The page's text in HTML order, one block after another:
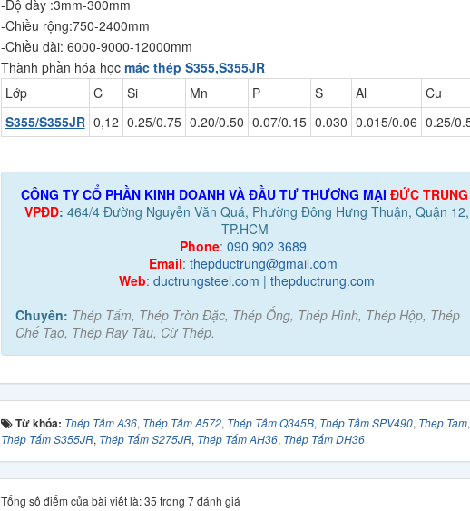
-Độ dày :3mm-300mm
-Chiều rộng:750-2400mm
-Chiều dài: 6000-9000-12000mm
Thành phần hóa học mác thép S355,S355JR
Lớp
C Si Mn P S Al Cu
S355/S355JR 0,12 0.25/0.75 0.20/0.50 0.07/0.15 0.030 0.015/0.06 0.25/
CÔNG TY CỔ PHẦN KINH DOANH VÀ ĐẦU TƯ THƯƠNG MẠIĐỨC TRUNG
VPĐD: 464/4 Đường Nguyễn Văn Quá, Phường Đông Hưng Thuận, Quận 12,
TP.HCM
Phone: 090 902 3689
Email: thepductrung@gmail.com
Web: ductrungsteel.com | thepductrung.com
Chuyên: Thép Tấm, Thép Tròn Đặc, Thép Ống, Thép Hình, Thép Hộp, Thép
Chế Tạo, Thép Ray Tàu, Cừ Thép.
Từ khóa: Thép Tấm A36, Thép Tấm A572, Thép Tấm Q345B, Thép Tấm SPV490, Thep Tam,
Thép Tấm S355JR, Thép Tấm S275JR, Thép Tấm AH36, Thép Tấm DH36
Tổng số điểm của bài viết là: 35 trong 7 đánh giá